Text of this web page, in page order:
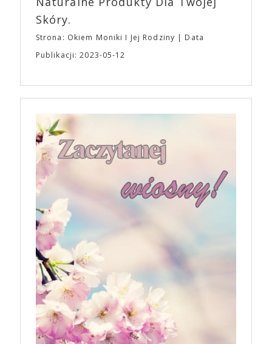
Skóry.
Strona: Okiem Moniki I Jej Rodziny
Data
Publikacji: 2023-05-12